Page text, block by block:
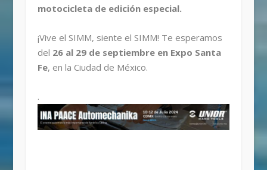
motocicleta de edición especial.
¡Vive el SIMM, siente el SIMM! Te esperamos
del 26 al 29 de septiembre en Expo Santa
Fe, en la Ciudad de México.
.